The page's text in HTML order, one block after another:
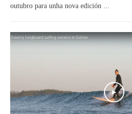
outubro para unha nova edición ...
Play